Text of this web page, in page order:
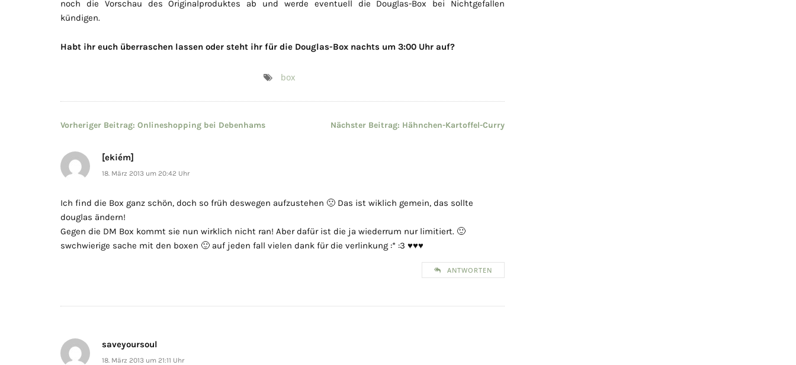
noch die Vorschau des Originalproduktes ab und werde eventuell die Douglas-Box bei Nichtgefallen
kündigen.
Habt ihr euch überraschen lassen oder steht ihr für die Douglas-Box nachts um 3:00 Uhr auf?
box
Beitragsnavigation
Vorheriger Beitrag: Onlineshopping bei Debenhams Nächster Beitrag: Hähnchen-Kartoffel-Curry
[ekiém]
18. März 2013 um 20:42 Uhr
Ich find die Box ganz schön, doch so früh deswegen aufzustehen 🙁 Das ist wiklich gemein, das sollte
douglas ändern!
Gegen die DM Box kommt sie nun wirklich nicht ran! Aber dafür ist die ja wiederrum nur limitiert. 🙂
swchwierige sache mit den boxen 🙂 auf jeden fall vielen dank für die verlinkung :* :3 ♥♥♥
ANTWORTEN
saveyoursoul
18. März 2013 um 21:11 Uhr